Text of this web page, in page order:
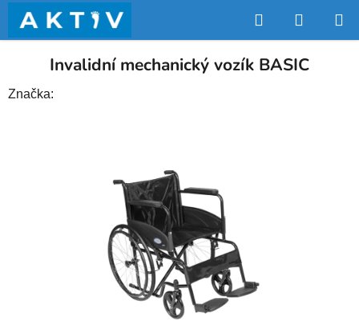
obsah
Hledat
KOŠÍK
Invalidní mechanický vozík BASIC
Značka: